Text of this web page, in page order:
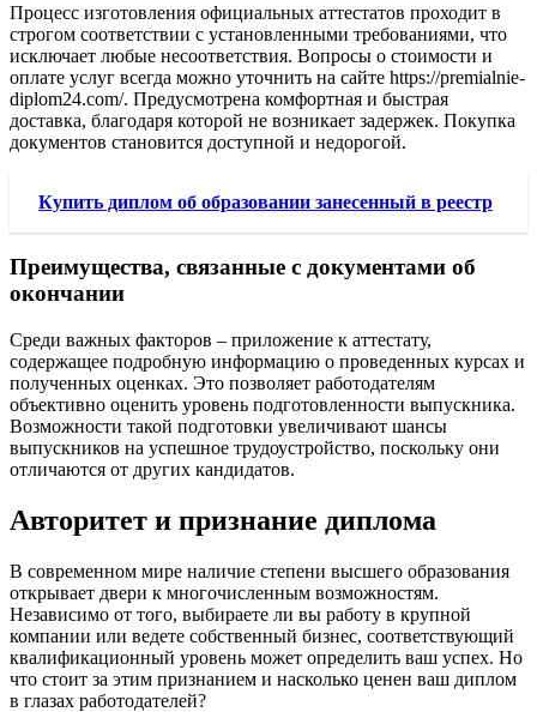
Процесс изготовления официальных аттестатов проходит в
строгом соответствии с установленными требованиями, что
исключает любые несоответствия. Вопросы о стоимости и
оплате услуг всегда можно уточнить на сайте https://premialnie-
diplom24.com/. Предусмотрена комфортная и быстрая
доставка, благодаря которой не возникает задержек. Покупка
документов становится доступной и недорогой.
Купить диплом об образовании занесенный в реестр
Преимущества, связанные с документами об
окончании
Среди важных факторов – приложение к аттестату,
содержащее подробную информацию о проведенных курсах и
полученных оценках. Это позволяет работодателям
объективно оценить уровень подготовленности выпускника.
Возможности такой подготовки увеличивают шансы
выпускников на успешное трудоустройство, поскольку они
отличаются от других кандидатов.
Авторитет и признание диплома
В современном мире наличие степени высшего образования
открывает двери к многочисленным возможностям.
Независимо от того, выбираете ли вы работу в крупной
компании или ведете собственный бизнес, соответствующий
квалификационный уровень может определить ваш успех. Но
что стоит за этим признанием и насколько ценен ваш диплом
в глазах работодателей?